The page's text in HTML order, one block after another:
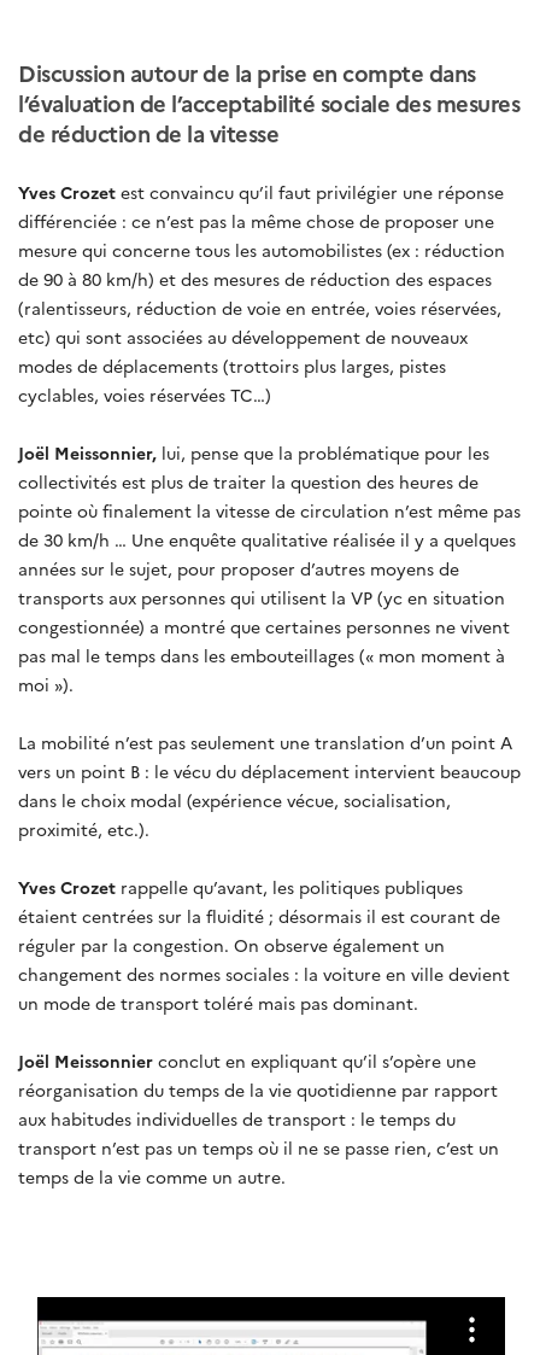
Discussion autour de la prise en compte dans
l’évaluation de l’acceptabilité sociale des mesures
de réduction de la vitesse
Yves Crozet est convaincu qu’il faut privilégier une réponse
différenciée : ce n’est pas la même chose de proposer une
mesure qui concerne tous les automobilistes (ex : réduction
de 90 à 80 km/h) et des mesures de réduction des espaces
(ralentisseurs, réduction de voie en entrée, voies réservées,
etc) qui sont associées au développement de nouveaux
modes de déplacements (trottoirs plus larges, pistes
cyclables, voies réservées TC…)
Joël Meissonnier, lui, pense que la problématique pour les
collectivités est plus de traiter la question des heures de
pointe où finalement la vitesse de circulation n’est même pas
de 30 km/h … Une enquête qualitative réalisée il y a quelques
années sur le sujet, pour proposer d’autres moyens de
transports aux personnes qui utilisent la VP (yc en situation
congestionnée) a montré que certaines personnes ne vivent
pas mal le temps dans les embouteillages (« mon moment à
moi »).
La mobilité n’est pas seulement une translation d’un point A
vers un point B : le vécu du déplacement intervient beaucoup
dans le choix modal (expérience vécue, socialisation,
proximité, etc.).
Yves Crozet rappelle qu’avant, les politiques publiques
étaient centrées sur la fluidité ; désormais il est courant de
réguler par la congestion. On observe également un
changement des normes sociales : la voiture en ville devient
un mode de transport toléré mais pas dominant.
Joël Meissonnier conclut en expliquant qu’il s’opère une
réorganisation du temps de la vie quotidienne par rapport
aux habitudes individuelles de transport : le temps du
transport n’est pas un temps où il ne se passe rien, c’est un
temps de la vie comme un autre.